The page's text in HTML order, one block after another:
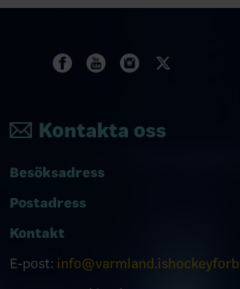
Kontakta oss
Besöksadress
Postadress
Kontakt
E-post: